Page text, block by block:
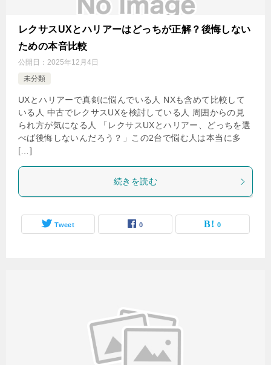
レクサスUXとハリアーはどっちが正解？後悔しない
ための本音比較
公開日： 2025年12月4日
未分類
UXとハリアーで真剣に悩んでいる人 NXも含めて比較して
いる人 中古でレクサスUXを検討している人 周囲からの見
られ方が気になる人 「レクサスUXとハリアー、どっちを選
べば後悔しないんだろう？」この2台で悩む人は本当に多
[…]
続きを読む
Tweet 0 0